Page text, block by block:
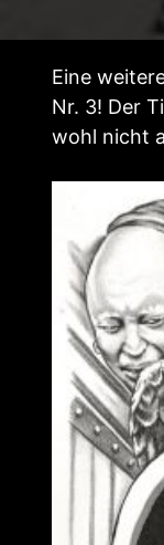
Eine
Nr. 3! Der
wohl nicht